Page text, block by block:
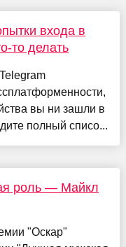
входа в
то делать
вы ни зашли в
полный списо...
роль — Майкл
"Оскар"